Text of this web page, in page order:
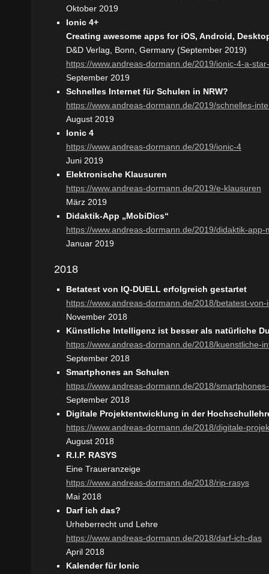
Oktober 2019
Ionic 4+
Creating awesome apps for iOS, Android,
D&D Verlag, Bonn, Germany (September 2019)
https://www.andreas-dormann.de/2019/ionic-4-a-
September 2019
Schnelles Internet für Schulen in NRW?
https://www.andreas-dormann.de/2019/schnelles-
August 2019
Ionic 4
https://www.andreas-dormann.de/2019/ionic-4
Juni 2019
Elektronische Klausuren
https://www.andreas-dormann.de/2019/e-klausuren
März 2019
Didaktik-App „MobiDics“
https://www.andreas-dormann.de/2019/didaktik-app-
Januar 2019
2018
Betatest von IQ-DUELL erfolgreich gestartet
https://www.andreas-dormann.de/2018/betatest-von-
November 2018
Künstliche Intelligenz ist besser als natürliche
https://www.andreas-dormann.de/2018/kuenstliche-
September 2018
Smartphones an Schulen
https://www.andreas-dormann.de/2018/
September 2018
Digitale Projektentwicklung in der
https://www.andreas-dormann.de/2018/digitale-
August 2018
R.I.P. RASYS
Eine Traueranzeige
https://www.andreas-dormann.de/2018/rip-rasys
Mai 2018
Darf ich das?
Urheberrecht und Lehre
https://www.andreas-dormann.de/2018/darf-ich-das
April 2018
Kalender für Ionic